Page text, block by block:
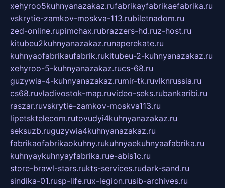
xehyroo5kuhnyanazakaz.rufabrikayfabrikaefabrika.ru
vskrytie-zamkov-moskva-113.rubiletnadom.ru
zed-online.rupimchax.rubrazzers-hd.ruz-host.ru
kitubeu2kuhnyanazakaz.runaperekate.ru
kuhnyaofabrikaufabrik.rukitubeu-2-kuhnyanazakaz.ru
xehyroo-5-kuhnyanazakaz.rucs-68.ru
guzywia-4-kuhnyanazakaz.rumir-tk.ruvlknrussia.ru
cs68.ruvladivostok-map.ruvideo-seks.rubankaribi.ru
raszar.ruvskrytie-zamkov-moskva113.ru
lipetsktelecom.rutovudyi4kuhnyanazakaz.ru
seksuzb.ruguzywia4kuhnyanazakaz.ru
fabrikaofabrikaokuhny.rukuhnyaekuhnyaafabrika.ru
kuhnyaykuhnyayfabrika.rue-abis1c.ru
store-brawl-stars.rukts-services.rudark-sand.ru
sindika-01.rusp-life.rux-legion.rusib-archives.ru